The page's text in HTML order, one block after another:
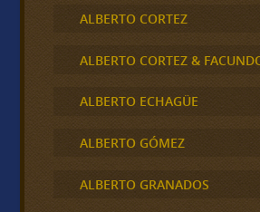
ALBERTO CORTEZ
ALBERTO CORTEZ &
ALBERTO ECHAGÜE
ALBERTO GÓMEZ
ALBERTO GRANADOS